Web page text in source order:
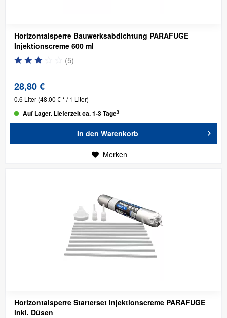
Horizontalsperre Bauwerksabdichtung PARAFUGE
Injektionscreme 600 ml
(5)
28,80 €
0.6 Liter (48,00 € * / 1 Liter)
Auf Lager. Lieferzeit ca. 1-3 Tage3
In den Warenkorb
Merken
Horizontalsperre Starterset Injektionscreme PARAFUGE
inkl. Düsen